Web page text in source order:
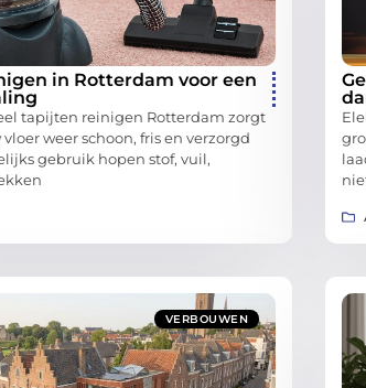
in Rotterdam voor een
tapijten reinigen Rotterdam zorgt
weer schoon, fris en verzorgd
gebruik hopen stof, vuil,
VERBOUWEN